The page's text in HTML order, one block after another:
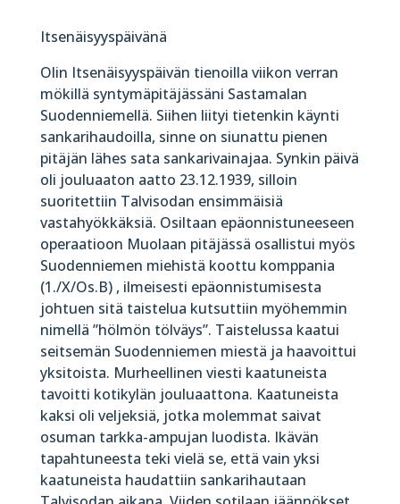
Itsenäisyyspäivänä
Olin Itsenäisyyspäivän tienoilla viikon verran
mökillä syntymäpitäjässäni Sastamalan
Suodenniemellä. Siihen liityi tietenkin käynti
sankarihaudoilla, sinne on siunattu pienen
pitäjän lähes sata sankarivainajaa. Synkin päivä
oli jouluaaton aatto 23.12.1939, silloin
suoritettiin Talvisodan ensimmäisiä
vastahyökkäksiä. Osiltaan epäonnistuneeseen
operaatioon Muolaan pitäjässä osallistui myös
Suodenniemen miehistä koottu komppania
(1./X/Os.B) , ilmeisesti epäonnistumisesta
johtuen sitä taistelua kutsuttiin myöhemmin
nimellä ”hölmön tölväys”. Taistelussa kaatui
seitsemän Suodenniemen miestä ja haavoittui
yksitoista. Murheellinen viesti kaatuneista
tavoitti kotikylän jouluaattona. Kaatuneista
kaksi oli veljeksiä, jotka molemmat saivat
osuman tarkka-ampujan luodista. Ikävän
tapahtuneesta teki vielä se, että vain yksi
kaatuneista haudattiin sankarihautaan